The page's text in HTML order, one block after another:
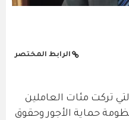
الرابط المختصر
تركت مئات العاملين
حماية الأجور وحقوق